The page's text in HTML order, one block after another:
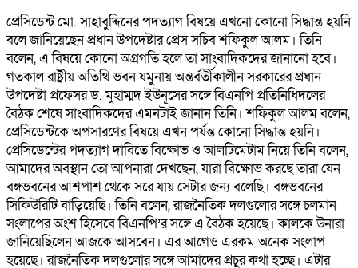
প্রেসিডেন্ট মো. সাহাবুদ্দিনের পদত্যাগ বিষয়ে এখনো কোনো সিদ্ধান্ত হয়নি
বলে জানিয়েছেন প্রধান উপদেষ্টার প্রেস সচিব শফিকুল আলম। তিনি
বলেন, এ বিষয়ে কোনো অগ্রগতি হলে তা সাংবাদিকদের জানানো হবে।
গতকাল রাষ্ট্রীয় অতিথি ভবন যমুনায় অন্তর্বর্তীকালীন সরকারের প্রধান
উপদেষ্টা প্রফেসর ড. মুহাম্মদ ইউনূসের সঙ্গে বিএনপি প্রতিনিধিদলের
বৈঠক শেষে সাংবাদিকদের এমনটাই জানান তিনি। শফিকুল আলম বলেন,
প্রেসিডেন্টকে অপসারণের বিষয়ে এখন পর্যন্ত কোনো সিদ্ধান্ত হয়নি।
প্রেসিডেন্টের পদত্যাগ দাবিতে বিক্ষোভ ও আলটিমেটাম নিয়ে তিনি বলেন,
আমাদের অবস্থান তো আপনারা দেখছেন, যারা বিক্ষোভ করছে তারা যেন
বঙ্গভবনের আশপাশ থেকে সরে যায় সেটার জন্য বলেছি। বঙ্গভবনের
সিকিউরিটি বাড়িয়েছি। তিনি বলেন, রাজনৈতিক দলগুলোর সঙ্গে চলমান
সংলাপের অংশ হিসেবে বিএনপি’র সঙ্গে এ বৈঠক হয়েছে। কালকে উনারা
জানিয়েছিলেন আজকে আসবেন। এর আগেও এরকম অনেক সংলাপ
হয়েছে। রাজনৈতিক দলগুলোর সঙ্গে আমাদের প্রচুর কথা হচ্ছে। এটার